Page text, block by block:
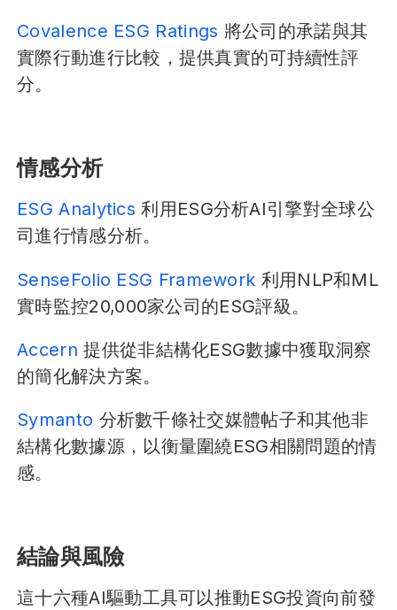
Covalence ESG Ratings 將公司的承諾與其
實際行動進行比較，提供真實的可持續性評
分。
情感分析
ESG Analytics 利用ESG分析AI引擎對全球公
司進行情感分析。
SenseFolio ESG Framework 利用NLP和ML
實時監控20,000家公司的ESG評級。
Accern 提供從非結構化ESG數據中獲取洞察
的簡化解決方案。
Symanto 分析數千條社交媒體帖子和其他非
結構化數據源，以衡量圍繞ESG相關問題的情
感。
結論與風險
這十六種AI驅動工具可以推動ESG投資向前發